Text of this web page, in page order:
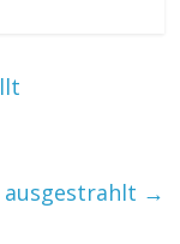
ausgestrahlt →